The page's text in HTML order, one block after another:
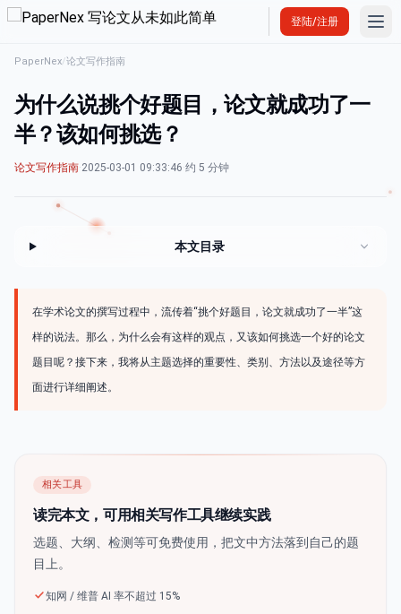
登陆/注册
PaperNex/论文写作指南
为什么说挑个好题目，论文就成功了一
半？该如何挑选？
论文写作指南·2025-03-01 09:33:46·约 5 分钟
本文目录
在学术论文的撰写过程中，流传着“挑个好题目，论文就成功了一半”这
样的说法。那么，为什么会有这样的观点，又该如何挑选一个好的论文
题目呢？接下来，我将从主题选择的重要性、类别、方法以及途径等方
面进行详细阐述。
相关工具
读完本文，可用相关写作工具继续实践
选题、大纲、检测等可免费使用，把文中方法落到自己的题
目上。
知网 / 维普 AI 率不超过 15%